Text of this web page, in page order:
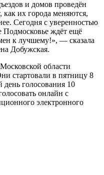
и домов проведён
их города меняются,
Сегодня с уверенностью
Подмосковье ждёт ещё
к лучшему!», — сказала
Добужская.
области
стартовали в пятницу 8
голосования 10
онлайн с
электронного